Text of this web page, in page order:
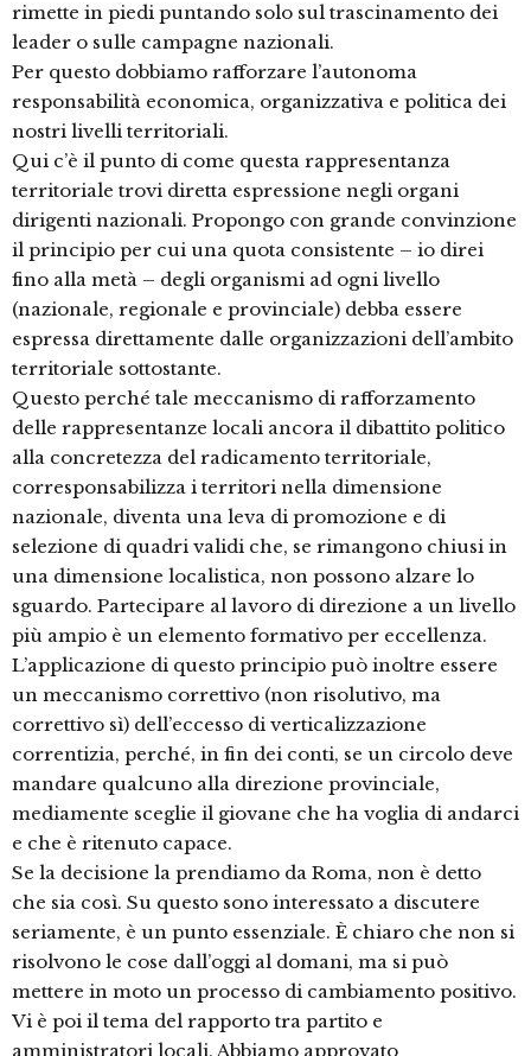
rimette in piedi puntando solo sul trascinamento dei
leader o sulle campagne nazionali.
Per questo dobbiamo rafforzare l’autonoma
responsabilità economica, organizzativa e politica dei
nostri livelli territoriali.
Qui c’è il punto di come questa rappresentanza
territoriale trovi diretta espressione negli organi
dirigenti nazionali. Propongo con grande convinzione
il principio per cui una quota consistente – io direi
fino alla metà – degli organismi ad ogni livello
(nazionale, regionale e provinciale) debba essere
espressa direttamente dalle organizzazioni dell’ambito
territoriale sottostante.
Questo perché tale meccanismo di rafforzamento
delle rappresentanze locali ancora il dibattito politico
alla concretezza del radicamento territoriale,
corresponsabilizza i territori nella dimensione
nazionale, diventa una leva di promozione e di
selezione di quadri validi che, se rimangono chiusi in
una dimensione localistica, non possono alzare lo
sguardo. Partecipare al lavoro di direzione a un livello
più ampio è un elemento formativo per eccellenza.
L’applicazione di questo principio può inoltre essere
un meccanismo correttivo (non risolutivo, ma
correttivo sì) dell’eccesso di verticalizzazione
correntizia, perché, in fin dei conti, se un circolo deve
mandare qualcuno alla direzione provinciale,
mediamente sceglie il giovane che ha voglia di andarci
e che è ritenuto capace.
Se la decisione la prendiamo da Roma, non è detto
che sia così. Su questo sono interessato a discutere
seriamente, è un punto essenziale. È chiaro che non si
risolvono le cose dall’oggi al domani, ma si può
mettere in moto un processo di cambiamento positivo.
Vi è poi il tema del rapporto tra partito e
amministratori locali. Abbiamo approvato